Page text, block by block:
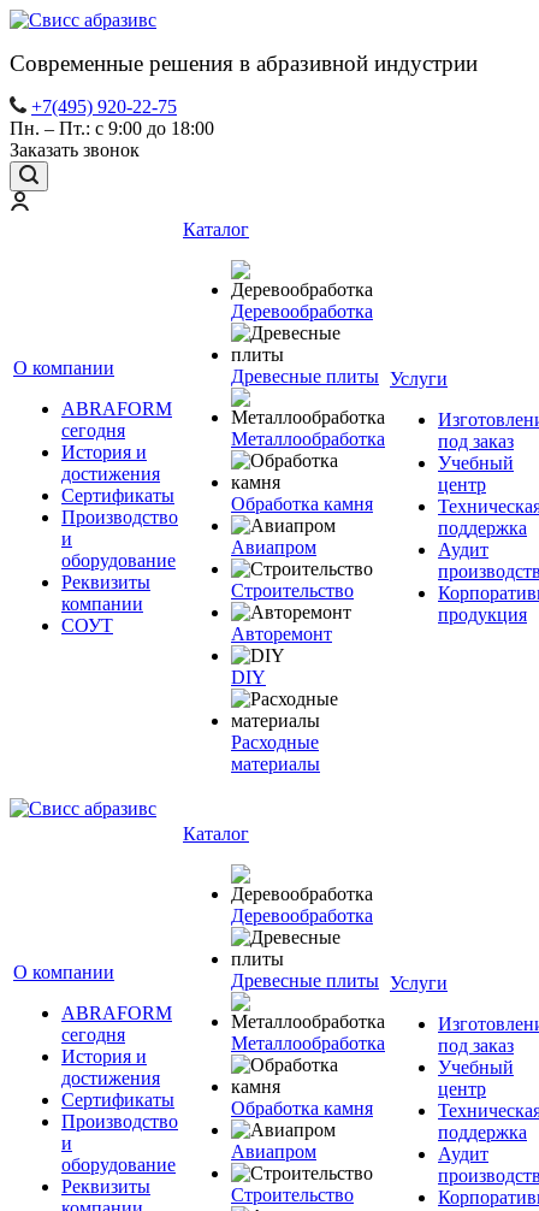
Современные решения в абразивной индустрии
+7(495) 920-22-75
Пн. – Пт.: с 9:00 до 18:00
Заказать звонок
О компании
ABRAFORM
сегодня
История и
достижения
Сертификаты
Производство
и
оборудование
Реквизиты
компании
СОУТ
Каталог
Деревообработка
Древесные плиты
Металлообработка
Обработка камня
Авиапром
Строительство
Авторемонт
DIY
Расходные
материалы
Услуги
под заказ
Учебный
центр
поддержка
Аудит
продукция
О компании
ABRAFORM
сегодня
История и
достижения
Сертификаты
Производство
и
оборудование
Реквизиты
Каталог
Деревообработка
Древесные плиты
Металлообработка
Обработка камня
Авиапром
Строительство
Услуги
под заказ
Учебный
центр
поддержка
Аудит